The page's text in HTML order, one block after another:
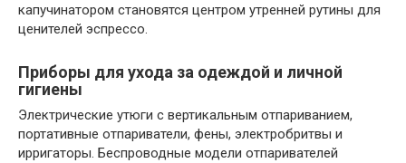
капучинатором становятся центром утренней рутины для
ценителей эспрессо.
Приборы для ухода за одеждой и личной
гигиены
Электрические утюги с вертикальным отпариванием,
портативные отпариватели, фены, электробритвы и
ирригаторы. Беспроводные модели отпаривателей